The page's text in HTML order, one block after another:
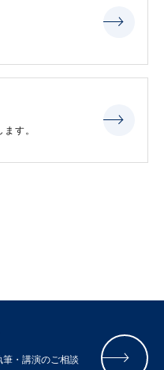
す。
・講演のご相談